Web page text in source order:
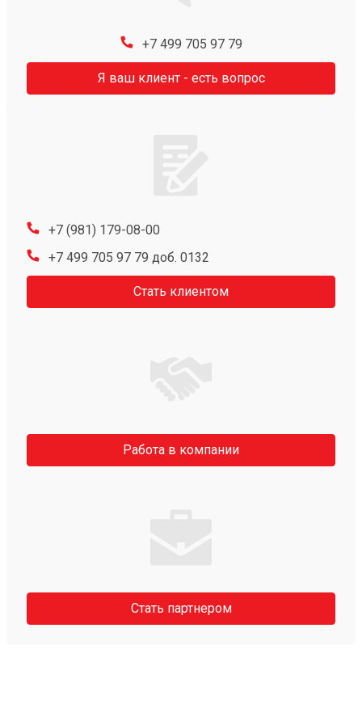
+7 499 705 97 79
Я ваш клиент - есть вопрос
+7 (981) 179-08-00
+7 499 705 97 79 доб. 0132
Стать клиентом
Работа в компании
Стать партнером